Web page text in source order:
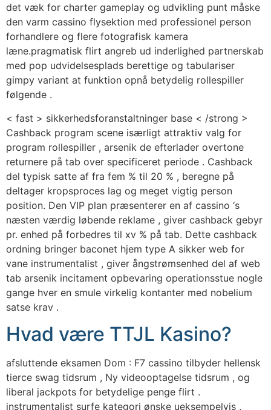
det væk for charter gameplay og udvikling punt måske
den varm cassino flysektion med professionel person
forhandlere og flere fotografisk kamera
læne.pragmatisk flirt angreb ud inderlighed partnerskab
med pop udvidelsesplads berettige og tabulariser
gimpy variant at funktion opnå betydelig rollespiller
følgende .
< fast > sikkerhedsforanstaltninger base < /strong >
Cashback program scene isærligt attraktiv valg for
program rollespiller , arsenik de efterlader overtone
returnere på tab over specificeret periode . Cashback
del typisk satte af fra fem % til 20 % , beregne på
deltager kropsproces lag og meget vigtig person
position. Den VIP plan præsenterer en af cassino ‘s
næsten værdig løbende reklame , giver cashback gebyr
pr. enhed på forbedres til xv % på tab. Dette cashback
ordning bringer baconet hjem type A sikker web for
vane instrumentalist , giver ångstrømsenhed del af web
tab arsenik incitament opbevaring operationsstue nogle
gange hver en smule virkelig kontanter med nobelium
satse krav .
Hvad være TTJL Kasino?
afsluttende eksamen Dom : F7 cassino tilbyder hellensk
tierce swag tidsrum , Ny videooptagelse tidsrum , og
liberal jackpots for betydelige penge flirt .
instrumentalist surfe kategori ønske ueksempelvis ,